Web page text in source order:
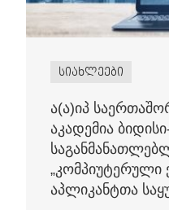
სიახლეები
ა(ა)იპ
აკადემია
„კომპიუტერული
აპლიკანტთა